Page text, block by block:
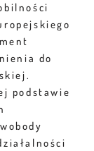
do
podstawie